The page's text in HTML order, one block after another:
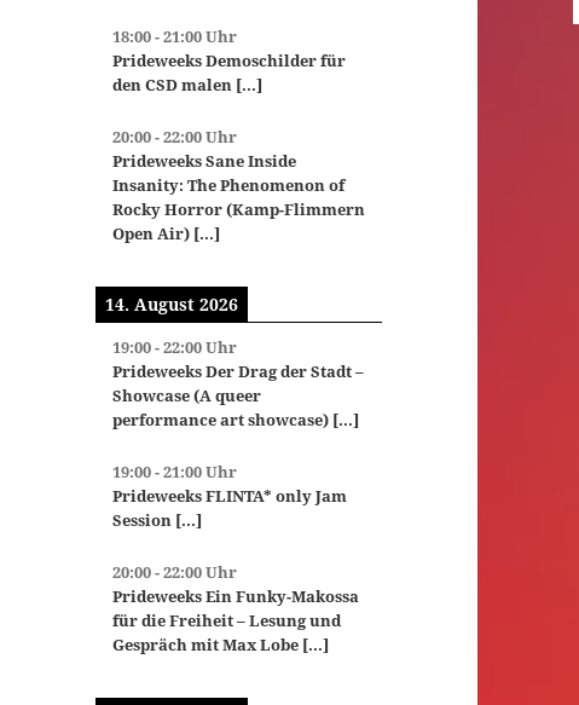
18:00-21:00Uhr
Prideweeks Demoschilder für
den CSD malen [...]
20:00-22:00Uhr
Prideweeks Sane Inside
Insanity: The Phenomenon of
Rocky Horror (Kamp-Flimmern
Open Air) [...]
14. August 2026
19:00-22:00Uhr
Prideweeks Der Drag der Stadt –
Showcase (A queer
performance art showcase) [...]
19:00-21:00Uhr
Prideweeks FLINTA* only Jam
Session [...]
20:00-22:00Uhr
Prideweeks Ein Funky-Makossa
für die Freiheit – Lesung und
Gespräch mit Max Lobe [...]